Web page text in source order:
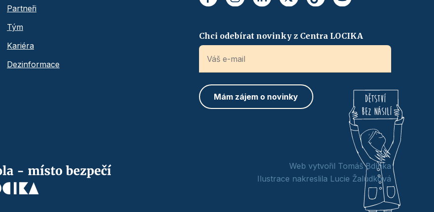
Partneři
Tým
Kariéra
Dezinformace
Chci odebírat novinky z Centra LOCIKA
Web vytvořil Tomáš Bdínka
Ilustrace nakreslila Lucie Žaludková